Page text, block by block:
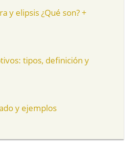
y elipsis ¿Qué son? +
tipos, definición y
y ejemplos